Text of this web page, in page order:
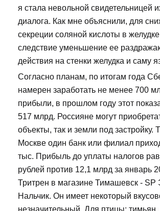
я стала невольной свидетельницей
диалога. Как мне объяснили, для
секреции соляной кислоты в желудке
следствие уменьшение ее
действия на стенки желудка и саму
Согласно планам, по итогам года
намерен заработать не менее 700
прибыли, в прошлом году этот
517 млрд. Россияне могут
объекты, так и земли под застройку.
Москве один банк или филиал
тыс. Прибыль до уплаты налогов
рублей против 12,1 млрд за январь
Тритрен в магазине Тимашевск - SP
Нальчик. Он имеет некоторый
незначительный. Для птицы: тимьян,